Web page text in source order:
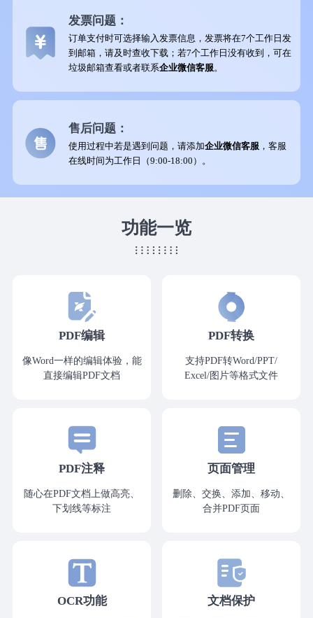
发票问题：
订单支付时可选择输入发票信息，发票将在7个工作日发
到邮箱，请及时查收下载；若7个工作日没有收到，可在
垃圾邮箱查看或者联系企业微信客服 。
售后问题：
使用过程中若是遇到问题，请添加企业微信客服 ，客服
在线时间为工作日（9:00-18:00）。
功能一览
PDF编辑
像Word一样的编辑体验，能
直接编辑PDF文档
PDF转换
支持PDF转Word/PPT/
Excel/图片等格式文件
PDF注释
随心在PDF文档上做高亮、
下划线等标注
页面管理
删除、交换、添加、移动、
合并PDF页面
OCR功能 文档保护